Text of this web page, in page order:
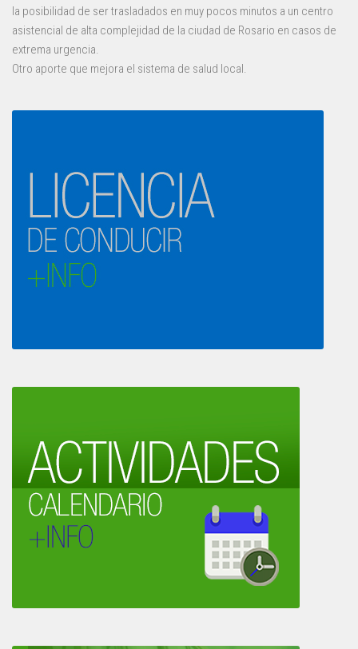
la posibilidad de ser trasladados en muy pocos minutos a un centro
asistencial de alta complejidad de la ciudad de Rosario en casos de
extrema urgencia.
Otro aporte que mejora el sistema de salud local.